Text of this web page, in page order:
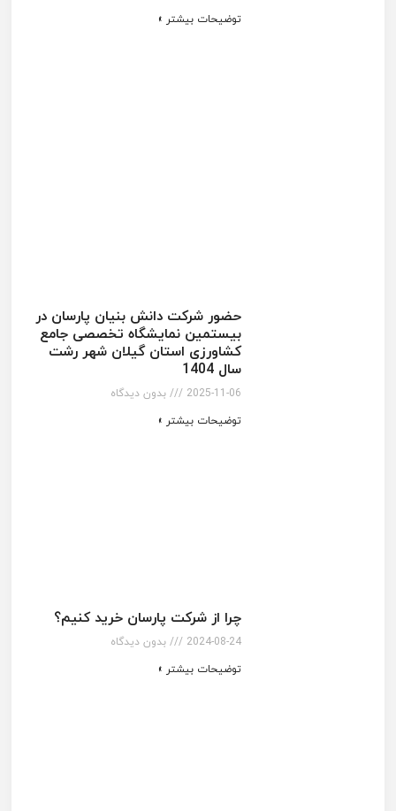
توضیحات بیشتر »
حضور شرکت دانش بنیان پارسان در
بیستمین نمایشگاه تخصصی جامع
کشاورزی استان گیلان شهر رشت
سال 1404
2025-11-06
بدون دیدگاه
توضیحات بیشتر »
چرا از شرکت پارسان خرید کنیم؟
2024-08-24
بدون دیدگاه
توضیحات بیشتر »